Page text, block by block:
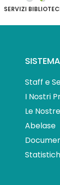
SERVIZI
Staff e
I Nostri
Le
Abelase